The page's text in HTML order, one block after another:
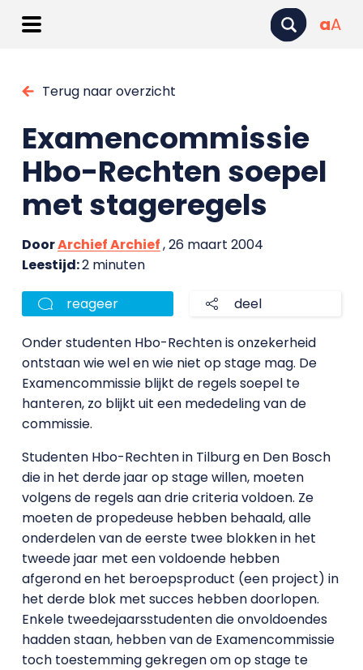
aA
Terug naar overzicht
Examencommissie
Hbo-Rechten soepel
met stageregels
DoorArchief Archief, 26 maart 2004
Leestijd:2 minuten
reageer deel
Onder studenten Hbo-Rechten is onzekerheid
ontstaan wie wel en wie niet op stage mag. De
Examencommissie blijkt de regels soepel te
hanteren, zo blijkt uit een mededeling van de
commissie.
Studenten Hbo-Rechten in Tilburg en Den Bosch
die in het derde jaar op stage willen, moeten
volgens de regels aan drie criteria voldoen. Ze
moeten de propedeuse hebben behaald, alle
onderdelen van de eerste twee blokken in het
tweede jaar met een voldoende hebben
afgerond en het beroepsproduct (een project) in
het derde blok met succes hebben doorlopen.
Enkele tweedejaarsstudenten die onvoldoendes
hadden staan, hebben van de Examencommissie
toch toestemming gekregen om op stage te